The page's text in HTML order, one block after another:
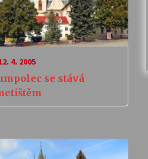
4. 2005
se stává